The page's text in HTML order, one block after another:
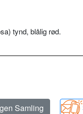
tynd, blålig rød.
Samling